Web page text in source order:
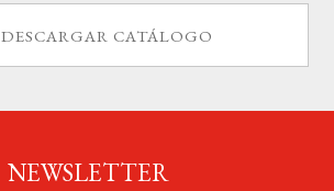
DESCARGAR CATÁLOGO
NEWSLETTER